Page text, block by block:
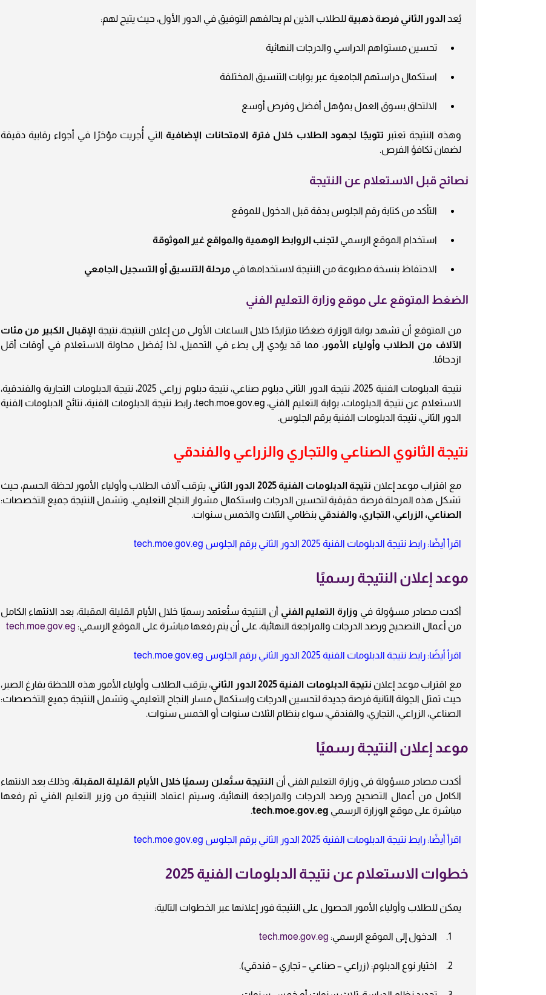
يُعد الدور الثاني فرصة ذهبيةللطلاب الذين لم يحالفهم التوفيق في الدور الأول، حيث يتيح لهم:
تحسين مستواهم الدراسي والدرجات النهائية
استكمال دراستهم الجامعية عبر بوابات التنسيق المختلفة
الالتحاق بسوق العمل بمؤهل أفضل وفرص أوسع
وهذه النتيجة تعتبر تتويجًا لجهود الطلاب خلال فترة الامتحانات الإضافيةالتي أُجريت مؤخرًا في أجواء رقابية دقيقة
لضمان تكافؤ الفرص.
نصائح قبل الاستعلام عن النتيجة
التأكد من كتابة رقم الجلوس بدقة قبل الدخول للموقع
استخدام الموقع الرسمي لتجنب الروابط الوهمية والمواقع غير الموثوقة
الاحتفاظ بنسخة مطبوعة من النتيجة لاستخدامها في مرحلة التنسيق أو التسجيل الجامعي
الضغط المتوقع على موقع وزارة التعليم الفني
من المتوقع أن تشهد بوابة الوزارة ضغطًا متزايدًا خلال الساعات الأولى من إعلان النتيجة، نتيجة الإقبال الكبير من مئات
الآلاف من الطلاب وأولياء الأمور، مما قد يؤدي إلى بطء في التحميل، لذا يُفضل محاولة الاستعلام في أوقات أقل
ازدحامًا.
نتيجة الدبلومات الفنية 2025، نتيجة الدور الثاني دبلوم صناعي، نتيجة دبلوم زراعي 2025، نتيجة الدبلومات التجارية والفندقية،
الاستعلام عن نتيجة الدبلومات، بوابة التعليم الفني، tech.moe.gov.eg، رابط نتيجة الدبلومات الفنية، نتائج الدبلومات الفنية
الدور الثاني، نتيجة الدبلومات الفنية برقم الجلوس.
نتيجة الثانوي الصناعي والتجاري والزراعي والفندقي
مع اقتراب موعد إعلان نتيجة الدبلومات الفنية 2025 الدور الثاني
، يترقب آلاف الطلاب وأولياء الأمور لحظة الحسم، حيث
تشكل هذه المرحلة فرصة حقيقية لتحسين الدرجات واستكمال مشوار النجاح التعليمي. وتشمل النتيجة جميع التخصصات:
الصناعي، الزراعي، التجاري، والفندقي بنظامي الثلاث والخمس سنوات.
اقرأ أيضًا: رابط نتيجة الدبلومات الفنية 2025 الدور الثاني برقم الجلوس tech.moe.gov.eg
موعد إعلان النتيجة رسميًا
أكدت مصادر مسؤولة في وزارة التعليم الفني أن النتيجة ستُعتمد رسميًا خلال الأيام القليلة المقبلة، بعد الانتهاء الكامل
من أعمال التصحيح ورصد الدرجات والمراجعة النهائية، على أن يتم رفعها مباشرة على الموقع الرسمي: tech.moe.gov.eg
اقرأ أيضًا: رابط نتيجة الدبلومات الفنية 2025 الدور الثاني برقم الجلوس tech.moe.gov.eg
مع اقتراب موعد إعلان نتيجة الدبلومات الفنية 2025 الدور الثاني
، يترقب الطلاب وأولياء الأمور هذه اللحظة بفارغ الصبر،
حيث تمثل الجولة الثانية فرصة جديدة لتحسين الدرجات واستكمال مسار النجاح التعليمي، وتشمل النتيجة جميع التخصصات:
الصناعي، الزراعي، التجاري، والفندقي، سواء بنظام الثلاث سنوات أو الخمس سنوات.
موعد إعلان النتيجة رسميًا
أكدت مصادر مسؤولة في وزارة التعليم الفني أن النتيجة ستُعلن رسميًا خلال الأيام القليلة المقبلة، وذلك بعد الانتهاء
الكامل من أعمال التصحيح ورصد الدرجات والمراجعة النهائية، وسيتم اعتماد النتيجة من وزير التعليم الفني ثم رفعها
مباشرة على موقع الوزارة الرسمي tech.moe.gov.eg
.
اقرأ أيضًا: رابط نتيجة الدبلومات الفنية 2025 الدور الثاني برقم الجلوس tech.moe.gov.eg
خطوات الاستعلام عن نتيجة الدبلومات الفنية 2025
يمكن للطلاب وأولياء الأمور الحصول على النتيجة فور إعلانها عبر الخطوات التالية:
الدخول إلى الموقع الرسمي: tech.moe.gov.eg
اختيار نوع الدبلوم: (زراعي – صناعي – تجاري – فندقي).